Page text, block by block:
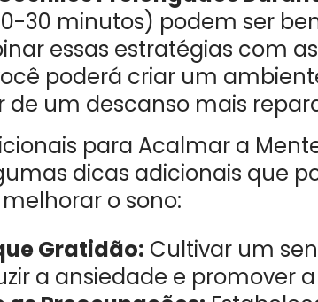
30 minutos) podem ser
essas estratégias com
poderá criar um
de um descanso mais
para Acalmar a
dicas adicionais que
o sono:
Gratidão: Cultivar um
a ansiedade e promover